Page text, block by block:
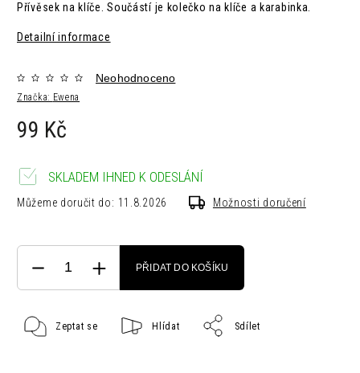
Přívěsek na klíče. Součástí je kolečko na klíče a karabinka.
Detailní informace
Značka: Ewena
Neohodnoceno
99 Kč
SKLADEM IHNED K ODESLÁNÍ
Můžeme doručit do: 11.8.2026 Možnosti doručení
PŘIDAT DO KOŠÍKU
Zeptat se Hlídat Sdílet